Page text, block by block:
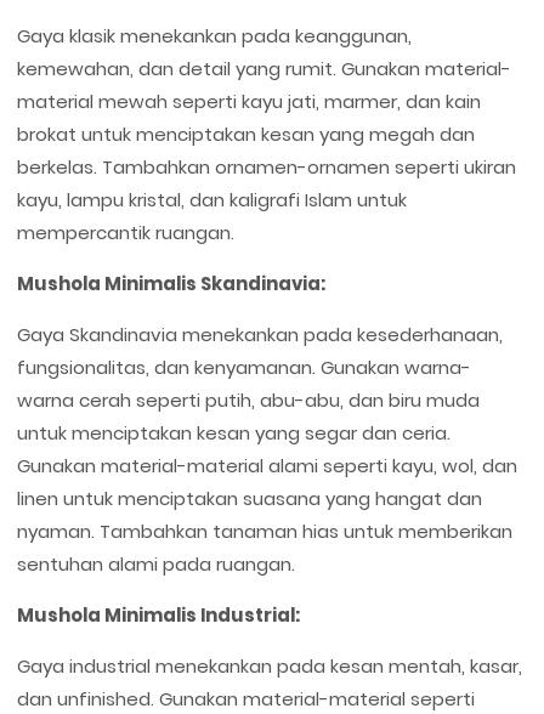
Gaya klasik menekankan pada keanggunan,
kemewahan, dan detail yang rumit. Gunakan material-
material mewah seperti kayu jati, marmer, dan kain
brokat untuk menciptakan kesan yang megah dan
berkelas. Tambahkan ornamen-ornamen seperti ukiran
kayu, lampu kristal, dan kaligrafi Islam untuk
mempercantik ruangan.
Mushola Minimalis Skandinavia:
Gaya Skandinavia menekankan pada kesederhanaan,
fungsionalitas, dan kenyamanan. Gunakan warna-
warna cerah seperti putih, abu-abu, dan biru muda
untuk menciptakan kesan yang segar dan ceria.
Gunakan material-material alami seperti kayu, wol, dan
linen untuk menciptakan suasana yang hangat dan
nyaman. Tambahkan tanaman hias untuk memberikan
sentuhan alami pada ruangan.
Mushola Minimalis Industrial:
Gaya industrial menekankan pada kesan mentah, kasar,
dan unfinished. Gunakan material-material seperti